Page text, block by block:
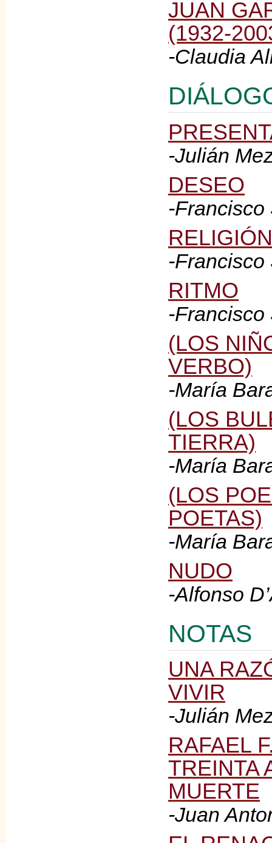
JUAN
(1932-
-Claudia
-Julián
DESEO
-Francisco
-Francisco
RITMO
-Francisco
(LOS
VERBO)
-María
(LOS
TIERRA)
-María
(LOS
POETAS)
-María
NUDO
-Alfonso
NOTAS
UNA
VIVIR
-Julián
RAFAEL
TREINTA
MUERTE
-Juan